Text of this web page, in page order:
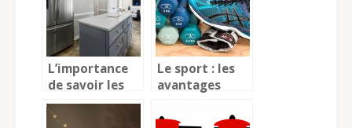
L’importance
de savoir les
mesures de son
refrigerateur
Le sport : les
avantages
organisme !